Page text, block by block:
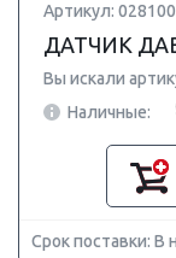
Артикул:
ДАТЧИК
Вы искали
Наличные:
Срок поставки: В